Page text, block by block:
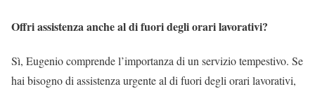
Offri assistenza anche al di fuori degli orari lavorativi?
Sì, Eugenio comprende l’importanza di un servizio tempestivo. Se
hai bisogno di assistenza urgente al di fuori degli orari lavorativi,